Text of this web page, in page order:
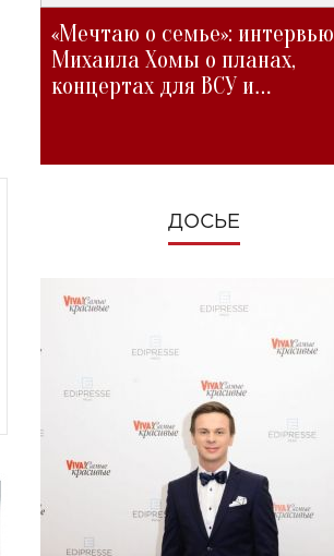
«Мечтаю о семье»: интервью
Михаила Хомы о планах,
концертах для ВСУ и
ДОСЬЕ